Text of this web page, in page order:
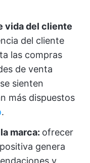
vida del cliente
del cliente
las compras
de venta
sienten
más dispuestos
.
marca: ofrecer
genera
y